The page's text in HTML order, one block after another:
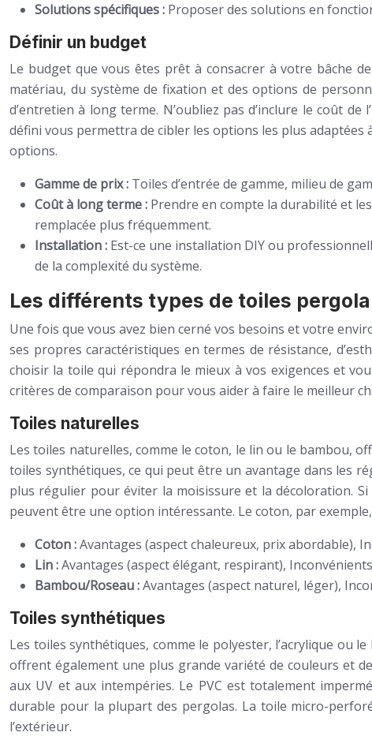
Solutions spécifiques : Proposer des solutions en
Définir un budget
Le budget que vous êtes prêt à consacrer à votre bâche
matériau, du système de fixation et des options de
d’entretien à long terme. N’oubliez pas d’inclure le coût
défini vous permettra de cibler les options les plus adaptées
options.
Gamme de prix : Toiles d’entrée de gamme, milieu de
Coût à long terme : Prendre en compte la durabilité et
remplacée plus fréquemment.
Installation : Est-ce une installation DIY ou
de la complexité du système.
Les différents types de toiles
Une fois que vous avez bien cerné vos besoins et votre
ses propres caractéristiques en termes de résistance,
choisir la toile qui répondra le mieux à vos exigences et
critères de comparaison pour vous aider à faire le meilleur
Toiles naturelles
Les toiles naturelles, comme le coton, le lin ou le bambou,
toiles synthétiques, ce qui peut être un avantage dans les
plus régulier pour éviter la moisissure et la décoloration.
peuvent être une option intéressante. Le coton, par
Coton :Avantages (aspect chaleureux, prix abordable),
Lin :Avantages (aspect élégant, respirant),
Bambou/Roseau :Avantages (aspect naturel, léger),
Toiles synthétiques
Les toiles synthétiques, comme le polyester, l’acrylique ou
offrent également une plus grande variété de couleurs et
aux UV et aux intempéries. Le PVC est totalement
durable pour la plupart des pergolas. La toile micro-
l’extérieur.